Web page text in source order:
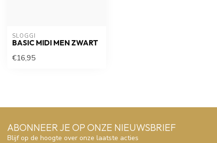
SLOGGI
BASIC MIDI MEN ZWART
€16,95
ABONNEER JE OP ONZE NIEUWSBRIEF
Blijf op de hoogte over onze laatste acties